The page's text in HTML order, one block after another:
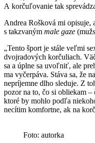
A korčuľovanie tak
Andrea Rošková mi
s takzvaným male gaze
„Tento šport je stále veľmi
dvojradových korčuliach.
sa a úplne sa uvoľniť, ale
ma vyčerpáva. Stáva sa, že
nepríjemne dlho sleduje. Z
pozor na to, čo si obliekam
ktoré by mohlo podľa
necítim komfortne, ak na
Foto: autorka